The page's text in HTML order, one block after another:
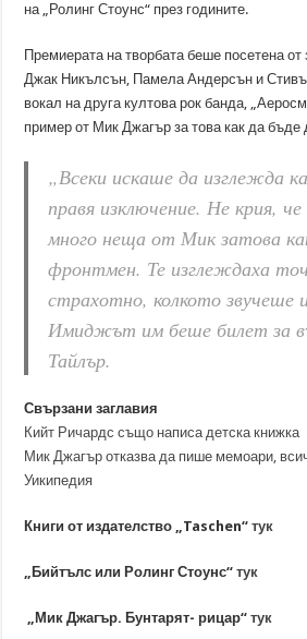
на „Ролинг Стоунс“ през годините.
Премиерата на творбата беше посетена от
Джак Никълсън, Памела Андерсън и
вокал на друга култова рок банда,
пример от Мик Джагър за това как да
„Всеки искаше да изглежда
правя изключение. Не крия,
много неща от Мик затова
фронтмен. Те изглеждаха
страхотно, колкото звучеше
Имиджът им беше билет за
Тайлър.
Свързани заглавия
Кийт Ричардс също написа детска книжка
Мик Джагър отказва да пише мемоари,
Уикипедия
Книги от издателство „Taschen“тук
„Бийтълс или Ролинг Стоунс“тук
„Мик Джагър. Бунтарят- рицар“ тук